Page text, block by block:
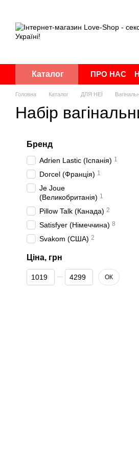
Каталог ПРО НАС
Головна Каталог ДЛЯ НЕЇ
Набір
Бренд
Adrien Lastic (Іспанія) 1
Dorcel (Франція) 1
Je Joue
(Великобританія) 1
Pillow Talk (Канада) 2
Satisfyer (Німеччина) 8
Svakom (США) 2
Ціна, грн
Від Ціна, грн
До Ціна, грн ОК